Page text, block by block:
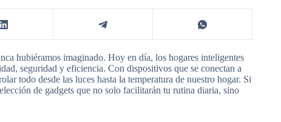
hubiéramos imaginado. Hoy en día, los hogares inteligentes
seguridad y eficiencia. Con dispositivos que se conectan a
todo desde las luces hasta la temperatura de nuestro hogar. Si
de gadgets que no solo facilitarán tu rutina diaria, sino